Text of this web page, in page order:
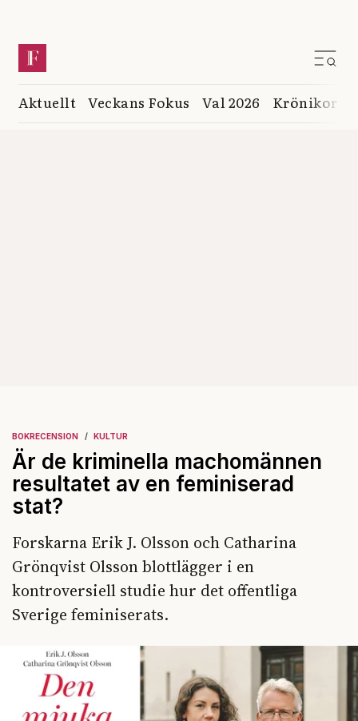
Aktuellt Veckans Fokus Val 2026 Krönikor
BOKRECENSION KULTUR
Är de kriminella machomännen
resultatet av en feminiserad
stat?
Forskarna Erik J. Olsson och Catharina
Grönqvist Olsson blottlägger i en
kontroversiell studie hur det offentliga
Sverige feminiserats.